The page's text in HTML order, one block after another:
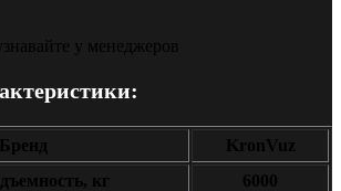
у менеджеров
Бренд
KronVuz
кг
6000